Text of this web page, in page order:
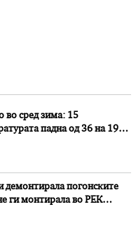
во сред зима: 15
падна од 36 на 19
демонтирала погонските
ги монтирала во РЕК